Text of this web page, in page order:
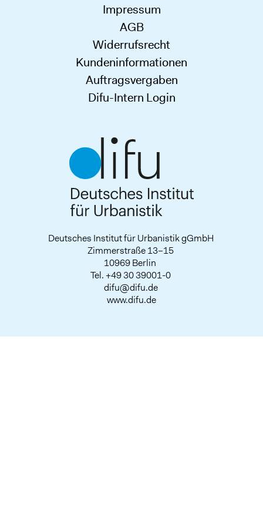
Impressum
AGB
Widerrufsrecht
Kundeninformationen
Auftragsvergaben
Difu-Intern Login
Deutsches Institut für Urbanistik gGmbH
Zimmerstraße 13–15
10969 Berlin
Tel.+49 30 39001-0
difu@difu.de
www.difu.de